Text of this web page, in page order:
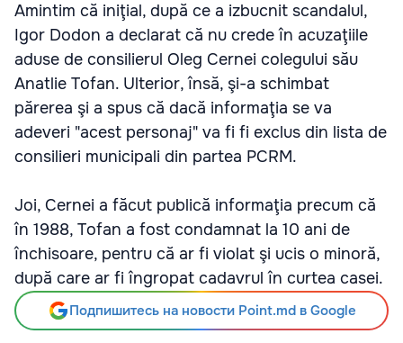
Amintim că iniţial, după ce a izbucnit scandalul,
Igor Dodon a declarat că nu crede în acuzaţiile
aduse de consilierul Oleg Cernei colegului său
Anatlie Tofan. Ulterior, însă, şi-a schimbat
părerea şi a spus că dacă informaţia se va
adeveri "acest personaj" va fi fi exclus din lista de
consilieri municipali din partea PCRM.
Joi, Cernei a făcut publică informaţia precum că
în 1988, Tofan a fost condamnat la 10 ani de
închisoare, pentru că ar fi violat şi ucis o minoră,
după care ar fi îngropat cadavrul în curtea casei.
Подпишитесь на новости Point.md в Google